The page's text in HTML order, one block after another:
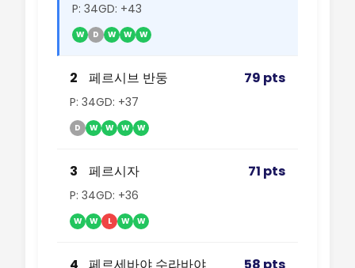
P: 34GD: +43
W D W W W
2 페르시브 반둥 79 pts
P: 34GD: +37
D W W W W
3 페르시자 71 pts
P: 34GD: +36
W W L W W